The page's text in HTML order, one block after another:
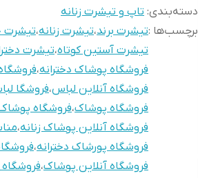
دسته‌بندی: تاپ و تیشرت زنانه
برچسب‌ها :تیشرت برند،تیشرت زنانه،تیشرت
تیشرت آستین کوتاه،تیشرت
فروشگاه پوشاک دخترانه،
فروشگاه آنلاین لباس،فروشگا
فروشگاه پوشاک،فروشگاه پوشاک
فروشگاه آنلاین پوشاک زنانه،
فروشگاه پورشاک دخترانه،
فروشگاه آنلاین پوشاک،